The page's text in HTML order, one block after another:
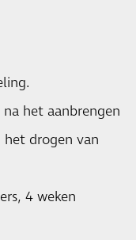
het aanbrengen
het drogen van
4 weken